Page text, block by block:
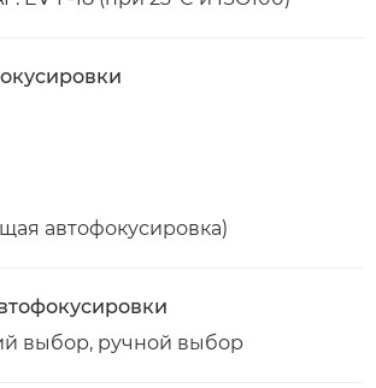
автофокусировка)
выбор, ручной выбор